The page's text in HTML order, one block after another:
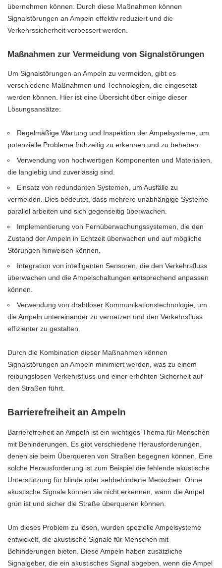
übernehmen können. Durch diese Maßnahmen können
Signalstörungen an Ampeln effektiv reduziert und die
Verkehrssicherheit verbessert werden.
Maßnahmen zur Vermeidung von Signalstörungen
Um Signalstörungen an Ampeln zu vermeiden, gibt es
verschiedene Maßnahmen und Technologien, die eingesetzt
werden können. Hier ist eine Übersicht über einige dieser
Lösungsansätze:
Regelmäßige Wartung und Inspektion der Ampelsysteme, um
potenzielle Probleme frühzeitig zu erkennen und zu beheben.
Verwendung von hochwertigen Komponenten und Materialien,
die langlebig und zuverlässig sind.
Einsatz von redundanten Systemen, um Ausfälle zu
vermeiden. Dies bedeutet, dass mehrere unabhängige Systeme
parallel arbeiten und sich gegenseitig überwachen.
Implementierung von Fernüberwachungssystemen, die den
Zustand der Ampeln in Echtzeit überwachen und auf mögliche
Störungen hinweisen können.
Integration von intelligenten Sensoren, die den Verkehrsfluss
überwachen und die Ampelschaltungen entsprechend anpassen
können.
Verwendung von drahtloser Kommunikationstechnologie, um
die Ampeln untereinander zu vernetzen und den Verkehrsfluss
effizienter zu gestalten.
Durch die Kombination dieser Maßnahmen können
Signalstörungen an Ampeln minimiert werden, was zu einem
reibungslosen Verkehrsfluss und einer erhöhten Sicherheit auf
den Straßen führt.
Barrierefreiheit an Ampeln
Barrierefreiheit an Ampeln ist ein wichtiges Thema für Menschen
mit Behinderungen. Es gibt verschiedene Herausforderungen,
denen sie beim Überqueren von Straßen begegnen können. Eine
solche Herausforderung ist zum Beispiel die fehlende akustische
Unterstützung für blinde oder sehbehinderte Menschen. Ohne
akustische Signale können sie nicht erkennen, wann die Ampel
grün ist und sicher die Straße überqueren können.
Um dieses Problem zu lösen, wurden spezielle Ampelsysteme
entwickelt, die akustische Signale für Menschen mit
Behinderungen bieten. Diese Ampeln haben zusätzliche
Signalgeber, die ein akustisches Signal abgeben, wenn die Ampel